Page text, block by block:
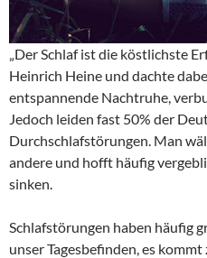
„Der Schlaf ist die köstlichste
Heinrich Heine und dachte
entspannende Nachtruhe,
Jedoch leiden fast 50% der
Durchschlafstörungen. Man
andere und hofft häufig
sinken.
Schlafstörungen haben häufig
unser Tagesbefinden, es